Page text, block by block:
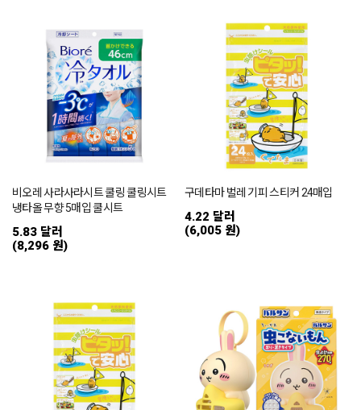
비오레 사라사라시트 쿨링 쿨링시트
냉타올 무향 5매입 쿨시트
5.83 달러
(8,296 원)
구데타마 벌레 기피 스티커 24매입
4.22 달러
(6,005 원)